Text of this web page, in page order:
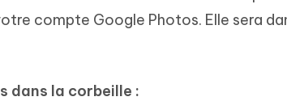
compte Google Photos. Elle sera
dans la corbeille :